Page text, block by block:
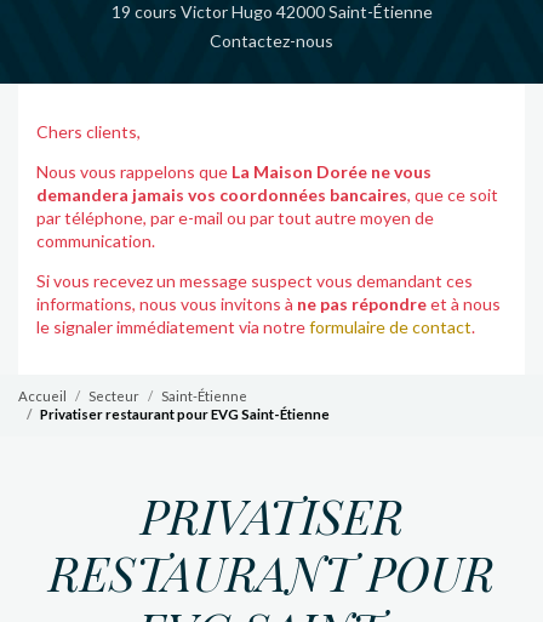
19 cours Victor Hugo 42000 Saint-Étienne
Contactez-nous
Chers clients,
Nous vous rappelons que La Maison Dorée ne vous
demandera jamais vos coordonnées bancaires, que ce soit
par téléphone, par e-mail ou par tout autre moyen de
communication.
Si vous recevez un message suspect vous demandant ces
informations, nous vous invitons à ne pas répondreet à nous
le signaler immédiatement via notreformulaire de contact.
Accueil Secteur
Saint-Étienne
Privatiser restaurant pour EVG Saint-Étienne
PRIVATISER
RESTAURANT POUR